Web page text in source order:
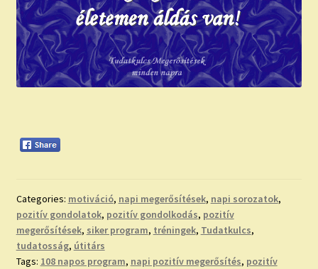
Categories: motiváció, napi megerősítések, napi sorozatok,
pozitív gondolatok, pozitív gondolkodás, pozitív
megerősítések, siker program, tréningek, Tudatkulcs,
tudatosság, útitárs
Tags: 108 napos program, napi pozitív megerősítés, pozitív